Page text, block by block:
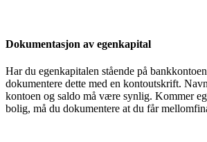
Dokumentasjon av egenkapital
Har du egenkapitalen stående på
dokumentere dette med en kontoutskrift.
kontoen og saldo må være synlig. Kommer
bolig, må du dokumentere at du får